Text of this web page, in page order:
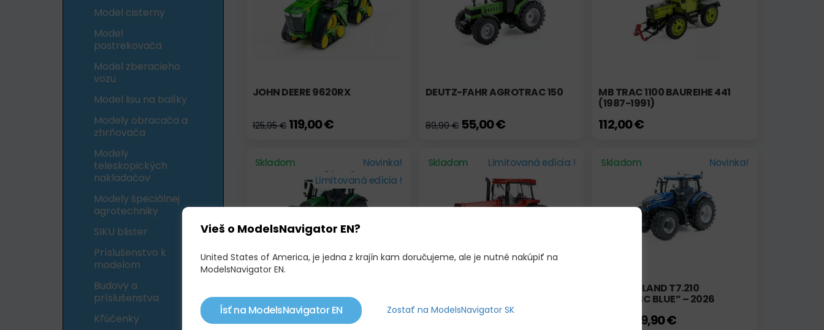
Model cisterny
Model
postrekovača
Model zberacieho
vozu
Model lisu na balíky
Modely obracača a
zhrňovača
Modely
teleskopických
nakladačov
Modely špeciálnej
agrotechniky
SIKU blister
Príslušenstvo k
modelom
Budovy a
príslušenstva
Kľúčenky
JOHN DEERE 9620RX
125,95 €119,00 €
DEUTZ-FAHR AGROTRAC 150
89,90 €55,00 €
MB TRAC 1100 BAUREIHE 441
(1987-1991)
112,00 €
Skladom
Novinka!
Limitovaná edícia !
85,00 €
Skladom Limitovaná edícia ! Skladom Novinka!
NEW HOLLAND T7.210
“DYNAMIC BLUE” – 2026
79,90 €
Vieš o ModelsNavigator EN?
United States of America, je jedna z krajín kam doručujeme, ale je nutné nakúpiť na
ModelsNavigator EN.
Ísť na ModelsNavigator EN Zostať na ModelsNavigator SK